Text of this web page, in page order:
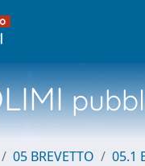
05 BREVETTO 05.1